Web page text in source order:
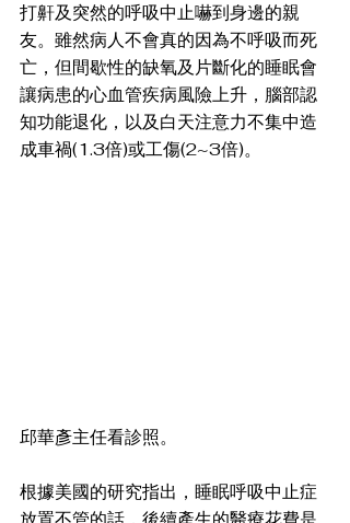
打鼾及突然的呼吸中止嚇到身邊的親
友。雖然病人不會真的因為不呼吸而死
亡，但間歇性的缺氧及片斷化的睡眠會
讓病患的心血管疾病風險上升，腦部認
知功能退化，以及白天注意力不集中造
成車禍(1.3倍)或工傷(2~3倍)。
邱華彥主任看診照。
根據美國的研究指出，睡眠呼吸中止症